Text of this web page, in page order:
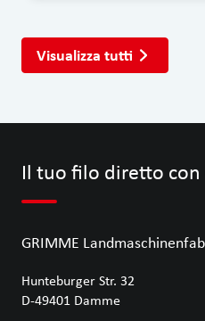
Visualizza tutti
Il tuo filo diretto con
GRIMME
Hunteburger Str. 32
D-49401 Damme